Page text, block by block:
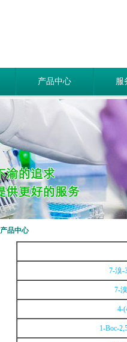
产品中心 服
产品中心
7-溴-
7-
4-
1-Boc-